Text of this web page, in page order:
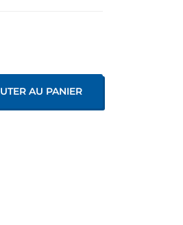
AU PANIER